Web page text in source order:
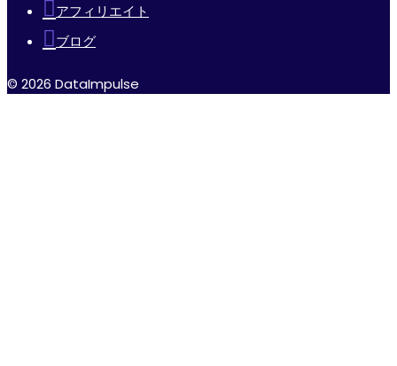
アフィリエイト
ブログ
© 2026 DataImpulse